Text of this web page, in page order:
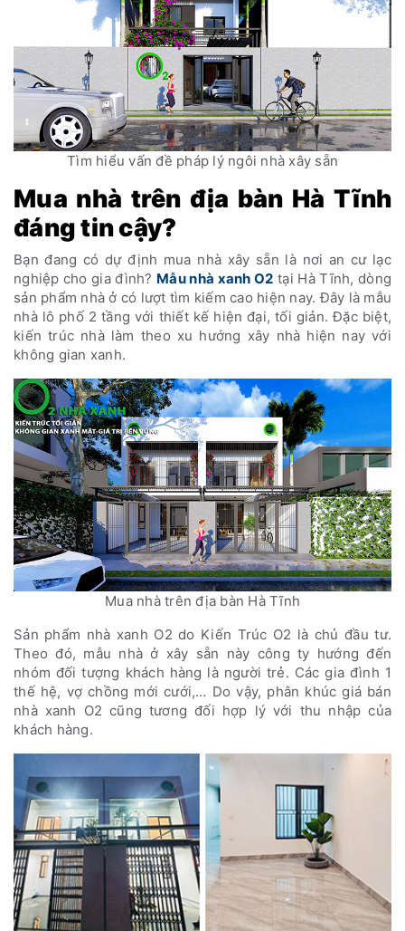
Tìm hiểu vấn đề pháp lý ngôi nhà xây sẵn
Mua nhà trên địa bàn Hà Tĩnh
đáng tin cậy?
Bạn đang có dự định mua nhà xây sẵn là nơi an cư lạc
nghiệp cho gia đình? Mẫu nhà xanh O2 tại Hà Tĩnh, dòng
sản phẩm nhà ở có lượt tìm kiếm cao hiện nay. Đây là mẫu
nhà lô phố 2 tầng với thiết kế hiện đại, tối giản. Đặc biệt,
kiến trúc nhà làm theo xu hướng xây nhà hiện nay với
không gian xanh.
Mua nhà trên địa bàn Hà Tĩnh
Sản phẩm nhà xanh O2 do Kiến Trúc O2 là chủ đầu tư.
Theo đó, mẫu nhà ở xây sẵn này công ty hướng đến
nhóm đối tượng khách hàng là người trẻ. Các gia đình 1
thế hệ, vợ chồng mới cưới,… Do vậy, phân khúc giá bán
nhà xanh O2 cũng tương đối hợp lý với thu nhập của
khách hàng.